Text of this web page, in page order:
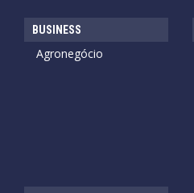
BUSINESS
Agronegócio